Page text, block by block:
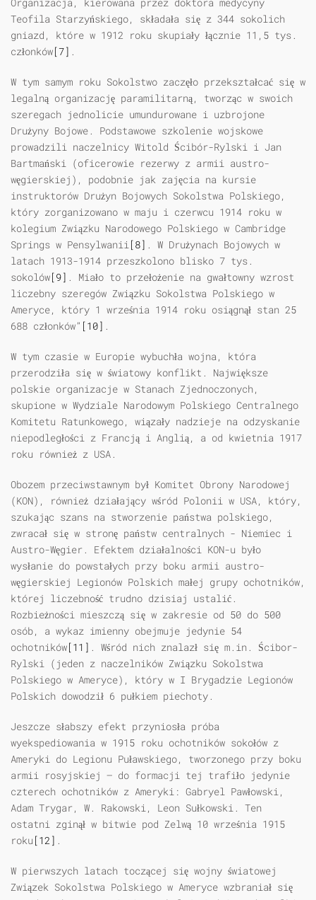
Teofila Starzyńskiego, składała się z 344 sokolich
gniazd, które w 1912 roku skupiały łącznie 11,5 tys.
członków[7] .
W tym samym roku Sokolstwo zaczęło przekształcać się w
legalną organizację paramilitarną, tworząc w swoich
szeregach jednolicie umundurowane i uzbrojone
Drużyny Bojowe. Podstawowe szkolenie wojskowe
prowadzili naczelnicy Witold Ścibór-Rylski i Jan
Bartmański (oficerowie rezerwy z armii austro-
węgierskiej), podobnie jak zajęcia na kursie
instruktorów Drużyn Bojowych Sokolstwa Polskiego,
który zorganizowano w maju i czerwcu 1914 roku w
kolegium Związku Narodowego Polskiego w Cambridge
Springs w Pensylwanii[8] . W Drużynach Bojowych w
latach 1913-1914 przeszkolono blisko 7 tys.
sokolów[9] . Miało to przełożenie na gwałtowny wzrost
liczebny szeregów Związku Sokolstwa Polskiego w
Ameryce, który 1 września 1914 roku osiągnął stan 25
688 członków” [10] .
W tym czasie w Europie wybuchła wojna, która
przerodziła się w światowy konflikt. Największe
polskie organizacje w Stanach Zjednoczonych,
skupione w Wydziale Narodowym Polskiego Centralnego
Komitetu Ratunkowego, wiązały nadzieje na odzyskanie
niepodległości z Francją i Anglią, a od kwietnia 1917
roku również z USA.
Obozem przeciwstawnym był Komitet Obrony Narodowej
(KON), również działający wśród Polonii w USA, który,
szukając szans na stworzenie państwa polskiego,
zwracał się w stronę państw centralnych - Niemiec i
Austro-Węgier. Efektem działalności KON-u było
wysłanie do powstałych przy boku armii austro-
węgierskiej Legionów Polskich małej grupy ochotników,
której liczebność trudno dzisiaj ustalić.
Rozbieżności mieszczą się w zakresie od 50 do 500
osób, a wykaz imienny obejmuje jedynie 54
ochotników[11] . Wśród nich znalazł się m.in. Ścibor-
Rylski (jeden z naczelników Związku Sokolstwa
Polskiego w Ameryce), który w I Brygadzie Legionów
Polskich dowodził 6 pułkiem piechoty.
Jeszcze słabszy efekt przyniosła próba
wyekspediowania w 1915 roku ochotników sokołów z
Ameryki do Legionu Puławskiego, tworzonego przy boku
armii rosyjskiej — do formacji tej trafiło jedynie
czterech ochotników z Ameryki: Gabryel Pawłowski,
Adam Trygar, W. Rakowski, Leon Sułkowski. Ten
ostatni zginął w bitwie pod Zelwą 10 września 1915
roku [12] .
W pierwszych latach toczącej się wojny światowej
Związek Sokolstwa Polskiego w Ameryce wzbraniał się